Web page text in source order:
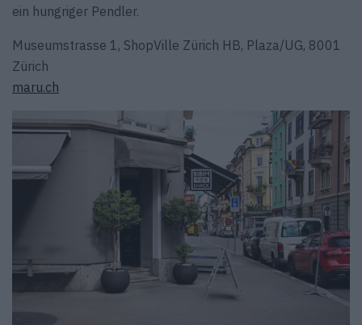
ein hungriger Pendler.
Museumstrasse 1, ShopVille Zürich HB, Plaza/UG, 8001
Zürich
maru.ch